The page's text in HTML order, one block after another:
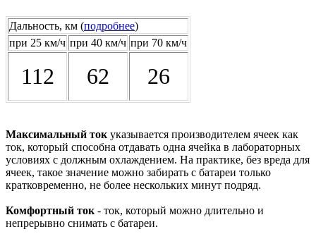
Дальность, км (подробнее)
при 25 км/ч при 40 км/ч при 70 км/ч
112 62 26
Максимальный ток указывается производителем ячеек как
ток, который способна отдавать одна ячейка в лабораторных
условиях с должным охлаждением. На практике, без вреда для
ячеек, такое значение можно забирать с батареи только
кратковременно, не более нескольких минут подряд.
Комфортный ток - ток, который можно длительно и
непрерывно снимать с батареи.